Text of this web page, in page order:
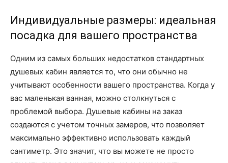
Индивидуальные размеры: идеальная
посадка для вашего пространства
Одним из самых больших недостатков стандартных
душевых кабин является то, что они обычно не
учитывают особенности вашего пространства. Когда у
вас маленькая ванная, можно столкнуться с
проблемой выбора. Душевые кабины на заказ
создаются с учетом точных замеров, что позволяет
максимально эффективно использовать каждый
сантиметр. Это значит, что вы можете не просто